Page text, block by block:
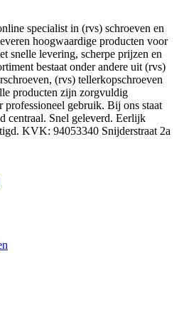
specialist in (rvs) schroeven en
hoogwaardige producten voor
snelle levering, scherpe prijzen en
bestaat onder andere uit (rvs)
(rvs) tellerkopschroeven
producten zijn zorgvuldig
professioneel gebruik. Bij ons staat
centraal. Snel geleverd. Eerlijk
KVK: 94053340 Snijderstraat 2a